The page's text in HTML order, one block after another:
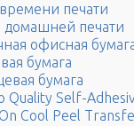
печати
домашней печати
офисная
бумага
бумага
Quality Self-
Cool Peel